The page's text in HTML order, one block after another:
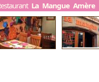
La Mangue Amère